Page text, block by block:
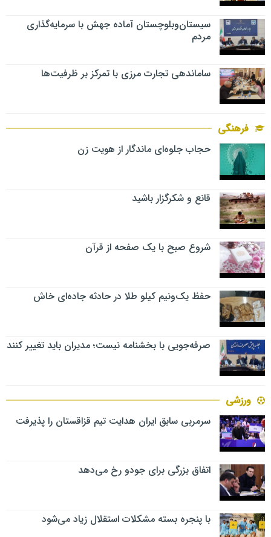
سیستان‌وبلوچستان آماده جهش با سرمایه‌گذاری
مردم
ساماندهی تجارت مرزی با تمرکز بر ظرفیت‌ها
فرهنگی
حجاب جلوه‌ای ماندگار از هویت زن
قانع و شکرگزار باشید
شروع صبح با یک صفحه از قرآن
حفظ یک‌ونیم کیلو طلا در حادثه جاده‌ای خاش
صرفه‌جویی با بخشنامه نیست؛ مدیران باید تغییر کنند
ورزشی
سرمربی سابق ایران هدایت تیم قزاقستان را پذیرفت
اتفاق بزرگی برای جودو رخ می‌دهد
با پنجره بسته مشکلات استقلال زیاد می‌شود